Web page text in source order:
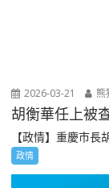
2026-03-21 熊
胡衡華任上被
【政情】重慶市長
政情